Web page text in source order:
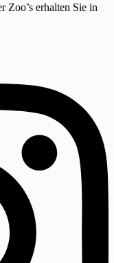
Zoo’s erhalten Sie in